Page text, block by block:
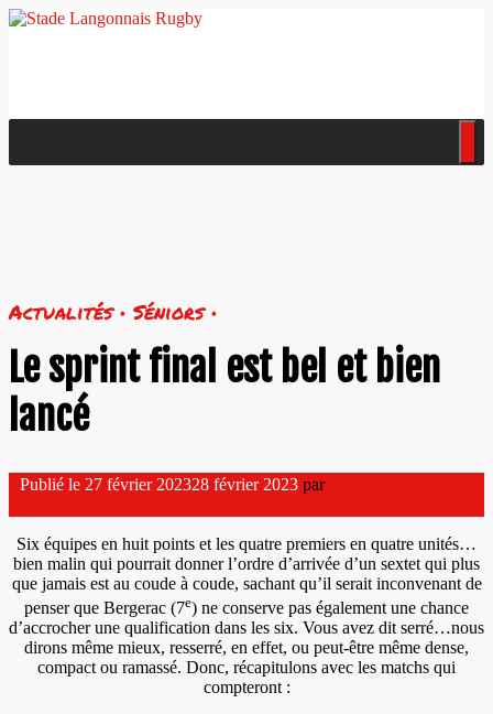
Actualités • Séniors •
Le sprint final est bel et bien
lancé
Publié le 27 février 202328 février 2023 par
Six équipes en huit points et les quatre premiers en quatre unités…
bien malin qui pourrait donner l’ordre d’arrivée d’un sextet qui plus
que jamais est au coude à coude, sachant qu’il serait inconvenant de
penser que Bergerac (7e) ne conserve pas également une chance
d’accrocher une qualification dans les six. Vous avez dit serré…nous
dirons même mieux, resserré, en effet, ou peut-être même dense,
compact ou ramassé. Donc, récapitulons avec les matchs qui
compteront :